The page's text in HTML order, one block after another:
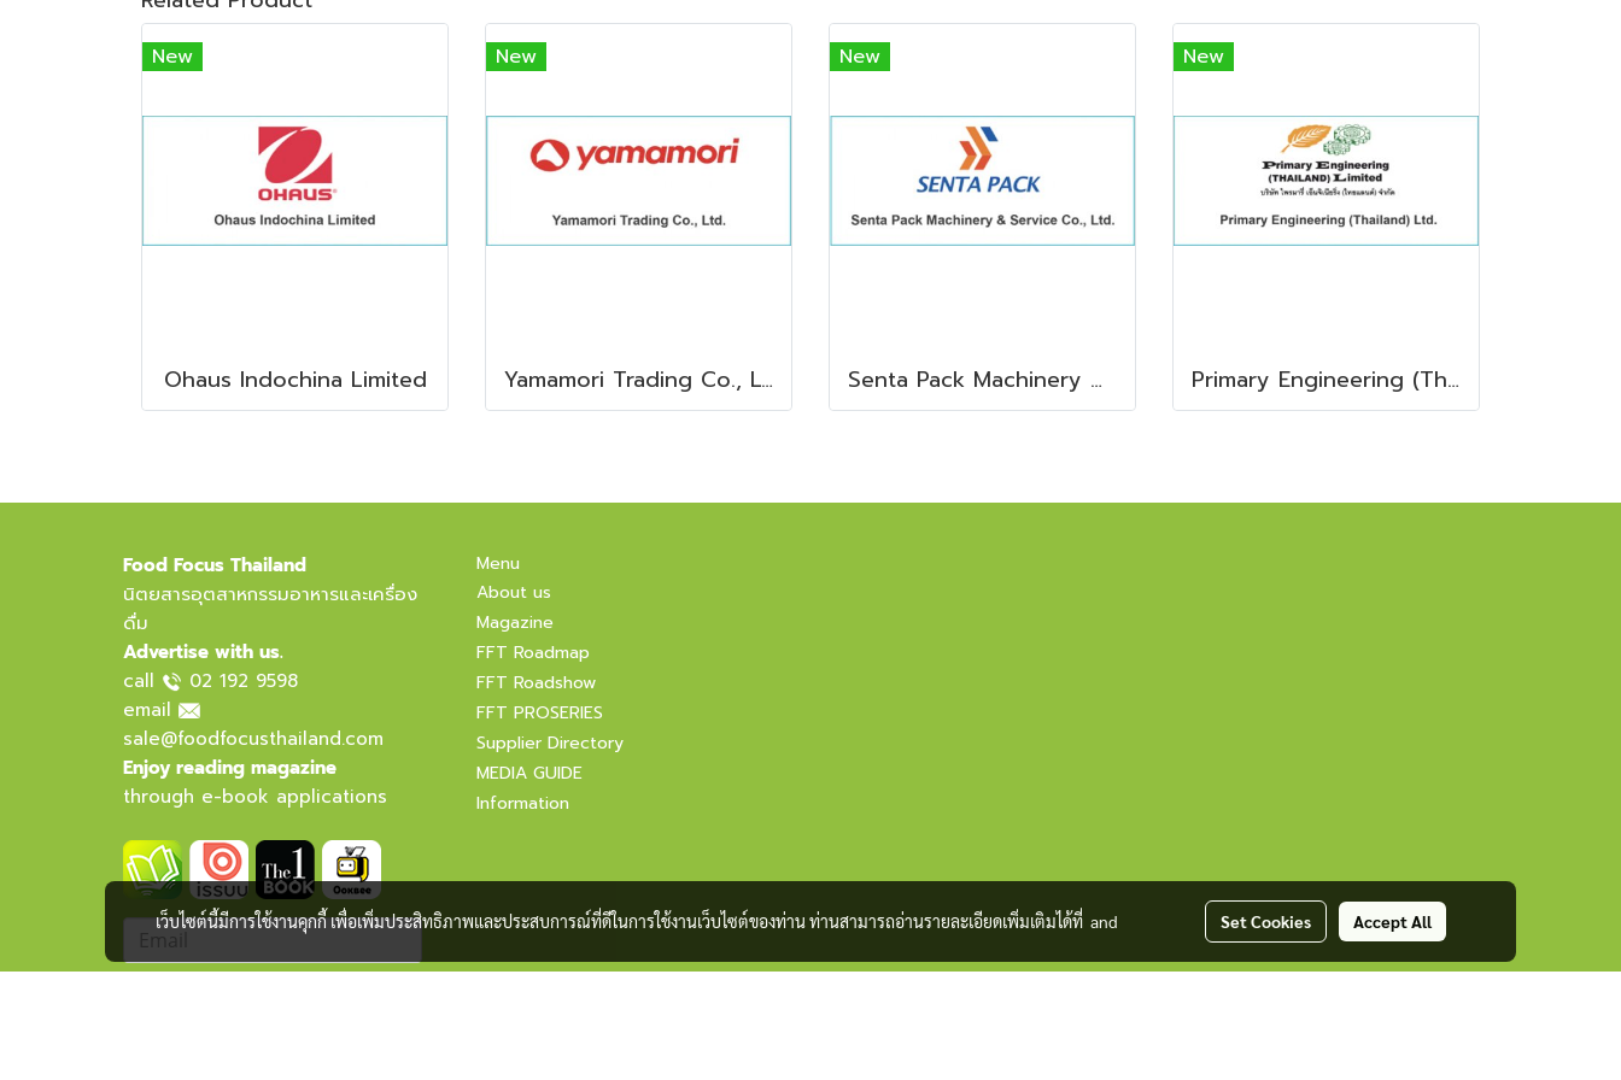
New
Ohaus Indochina Limited
New
Yamamori Trading Co., Ltd.
New
Senta Pack Machinery & Service Co., Ltd.
New
Primary Engineering (Thailand) Ltd.
Food Focus Thailand
นิตยสารอุตสาหกรรมอาหารและเครื่อง
ดื่ม
Advertise with us.
call
02 192 9598
email
sale@foodfocusthailand.com
Enjoy reading magazine
through e-book applications
Menu
About us
Magazine
FFT Roadmap
FFT Roadshow
FFT PROSERIES
Supplier Directory
MEDIA GUIDE
Information
เว็บไซต์นี้มีการใช้งานคุกกี้ เพื่อเพิ่มประสิทธิภาพและประสบการณ์ที่ดีในการใช้งานเว็บไซต์ของท่าน ท่านสามารถอ่านรายละเอียดเพิ่มเติมได้ที่ and Set Cookies Accept All